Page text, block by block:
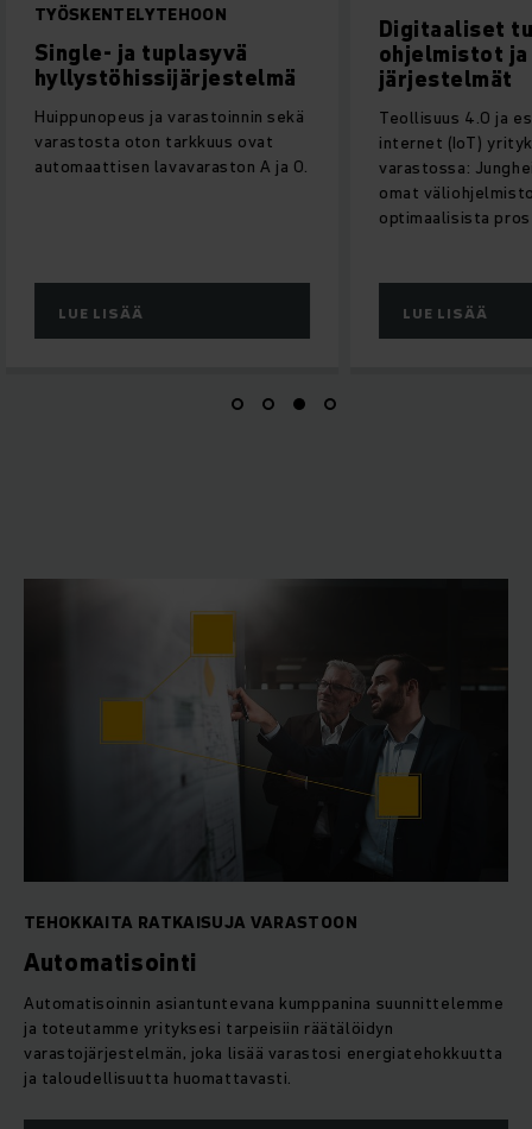
TYÖSKENTELYTEHOON
Single- ja tuplasyvä
hyllystöhissijärjestelmä
Huippunopeus ja varastoinnin sekä
varastosta oton tarkkuus ovat
automaattisen lavavaraston A ja O.
LUE LISÄÄ
Digitaaliset
ohjelmistot ja
järjestelmät
Teollisuus 4.0 ja
internet (IoT)
varastossa:
omat
optimaalisista
LUE LISÄÄ
TEHOKKAITA RATKAISUJA VARASTOON
Automatisointi
Automatisoinnin asiantuntevana kumppanina suunnittelemme
ja toteutamme yrityksesi tarpeisiin räätälöidyn
varastojärjestelmän, joka lisää varastosi energiatehokkuutta
ja taloudellisuutta huomattavasti.